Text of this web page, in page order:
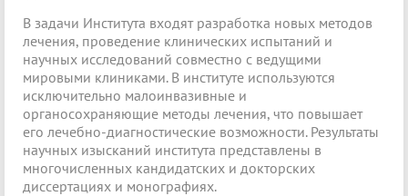
В задачи Института входят разработка новых методов
лечения, проведение клинических испытаний и
научных исследований совместно с ведущими
мировыми клиниками. В институте используются
исключительно малоинвазивные и
органосохраняющие методы лечения, что повышает
его лечебно-диагностические возможности. Результаты
научных изысканий института представлены в
многочисленных кандидатских и докторских
диссертациях и монографиях.